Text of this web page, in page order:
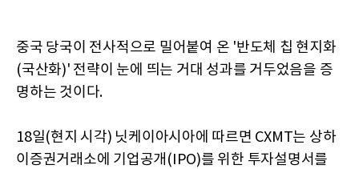
중국 당국이 전사적으로 밀어붙여 온 '반도체 칩 현지화
(국산화)' 전략이 눈에 띄는 거대 성과를 거두었음을 증
명하는 것이다.
18일(현지 시각) 닛케이아시아에 따르면 CXMT는 상하
이증권거래소에 기업공개(IPO)를 위한 투자설명서를